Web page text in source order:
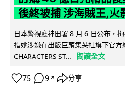
後終被捕 涉海賊王,火
日本警視廳神田署 8 月 6 日公布，
指她涉嫌在出版巨頭集英社旗下官方
CHARACTERS ST...
閱讀全文
75 9 ↗ 分享